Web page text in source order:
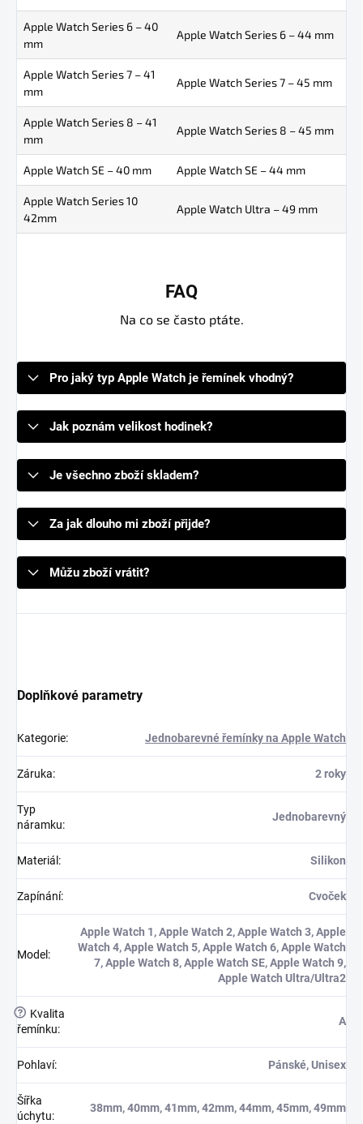
Apple Watch Series 6 – 40
mm
Apple Watch Series 6 – 44 mm
Apple Watch Series 7 – 41
mm
Apple Watch Series 7 – 45 mm
Apple Watch Series 8 – 41
mm
Apple Watch Series 8 – 45 mm
Apple Watch SE – 40 mm Apple Watch SE – 44 mm
Apple Watch Series 10
42mm
Apple Watch Ultra – 49 mm
FAQ
Na co se často ptáte.
Pro jaký typ Apple Watch je řemínek vhodný?
Jak poznám velikost hodinek?
Je všechno zboží skladem?
Za jak dlouho mi zboží přijde?
Můžu zboží vrátit?
Doplňkové parametry
Kategorie: Jednobarevné řemínky na Apple Watch
Záruka: 2 roky
Typ
náramku:
Jednobarevný
Materiál : Silikon
Zapínání: Cvoček
Model :
Apple Watch 1, Apple Watch 2, Apple Watch 3, Apple
Watch 4, Apple Watch 5, Apple Watch 6, Apple Watch
7, Apple Watch 8, Apple Watch SE, Apple Watch 9,
Apple Watch Ultra/Ultra2
?
Kvalita
řemínku:
A
Pohlaví: Pánské, Unisex
Šířka
úchytu:
38mm, 40mm, 41mm, 42mm, 44mm, 45mm, 49mm